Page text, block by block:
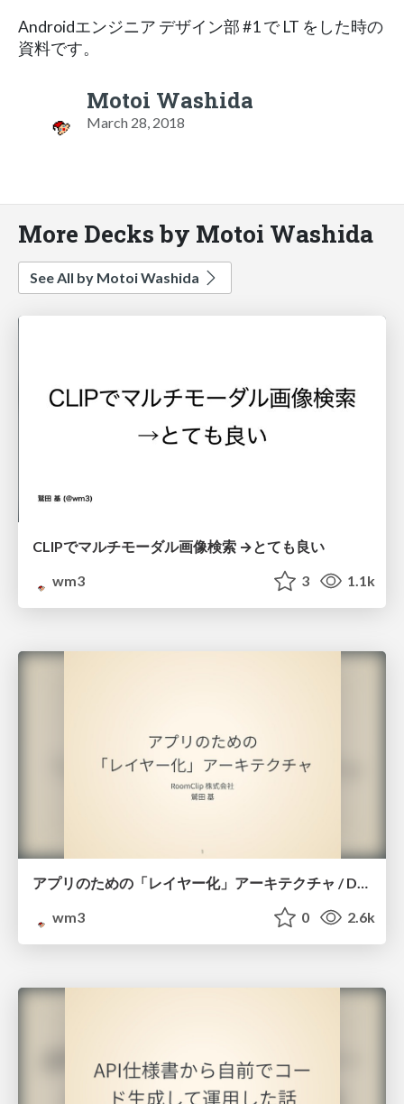
Androidエンジニア デザイン部 #1 で LT をした時の
資料です。
Motoi Washida
March 28, 2018
More Decks by Motoi Washida
See All by Motoi Washida
CLIPでマルチモーダル画像検索 →とても良い
wm3
3 1.1k
wm3
0 2.6k